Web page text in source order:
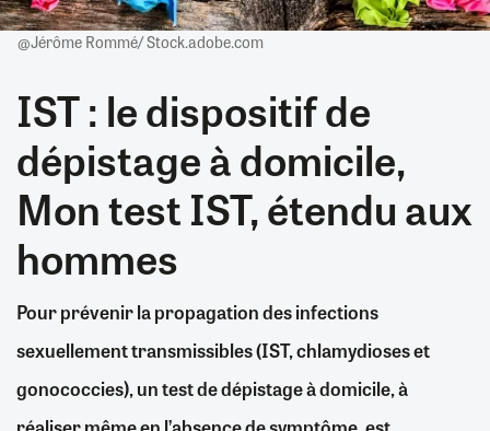
@Jérôme Rommé/ Stock.adobe.com
IST : le dispositif de
dépistage à domicile,
Mon test IST, étendu aux
hommes
Pour prévenir la propagation des infections
sexuellement transmissibles (IST, chlamydioses et
gonococcies), un test de dépistage à domicile, à